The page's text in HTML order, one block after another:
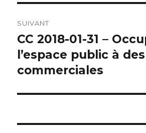
SUIVANT
Article
suivant :
CC 2018-01-31 –
l’espace public à
commerciales